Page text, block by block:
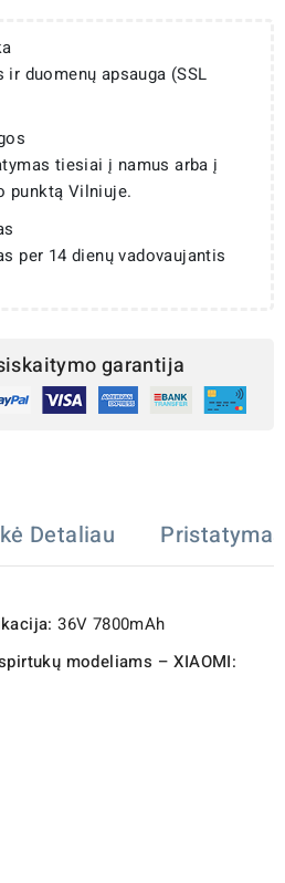
duomenų apsauga (SSL
tiesiai į namus arba į
punktą Vilniuje.
per 14 dienų vadovaujantis
garantija
Detaliau Pristatymas
36V 7800mAh
modeliams – XIAOMI: